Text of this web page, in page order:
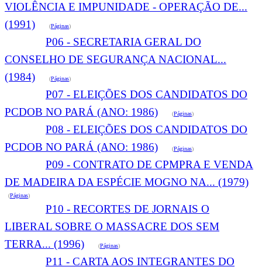
VIOLÊNCIA E IMPUNIDADE - OPERAÇÃO DE...
(1991) (Páginas)
P06 - SECRETARIA GERAL DO
CONSELHO DE SEGURANÇA NACIONAL...
(1984) (Páginas)
P07 - ELEIÇÕES DOS CANDIDATOS DO
PCDOB NO PARÁ (ANO: 1986) (Páginas)
P08 - ELEIÇÕES DOS CANDIDATOS DO
PCDOB NO PARÁ (ANO: 1986) (Páginas)
P09 - CONTRATO DE CPMPRA E VENDA
DE MADEIRA DA ESPÉCIE MOGNO NA... (1979)
(Páginas)
P10 - RECORTES DE JORNAIS O
LIBERAL SOBRE O MASSACRE DOS SEM
TERRA... (1996) (Páginas)
P11 - CARTA AOS INTEGRANTES DO